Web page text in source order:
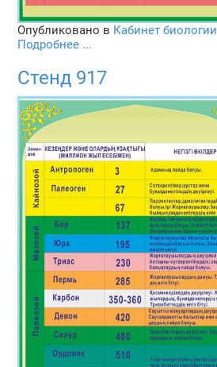
Опубликовано в Кабинет биологии
Подробнее ...
Стенд 917